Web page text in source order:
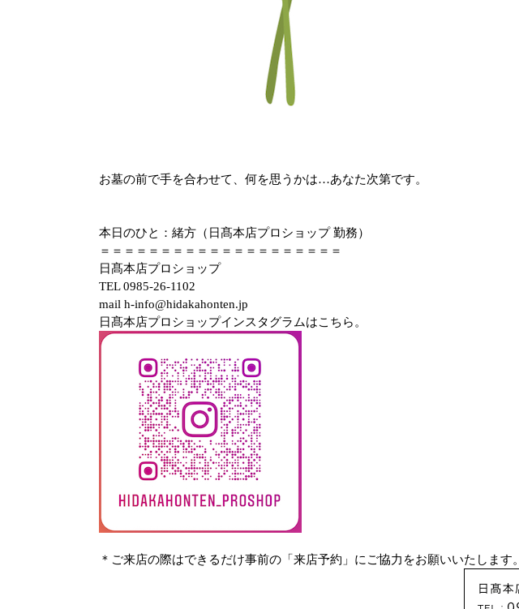
お墓の前で手を合わせて、何を思うかは…あなた次第です。
本日のひと：緒方（日髙本店プロショップ 勤務）
＝＝＝＝＝＝＝＝＝＝＝＝＝＝＝＝＝＝＝＝
日髙本店プロショップ
TEL 0985-26-1102
mail h-info@hidakahonten.jp
日髙本店プロショップインスタグラムはこちら。
＊ご来店の際はできるだけ事前の「来店予約」にご協力をお願いいたします。